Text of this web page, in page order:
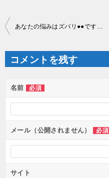
投
稿
ナ
ゲ
ー
シ
ン
コメントを残す
名前 必須
メール（公開されません） 必須
サイト